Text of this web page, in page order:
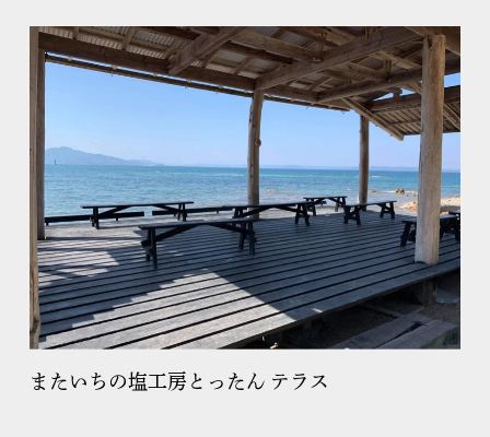
またいちの塩工房とったん テラス